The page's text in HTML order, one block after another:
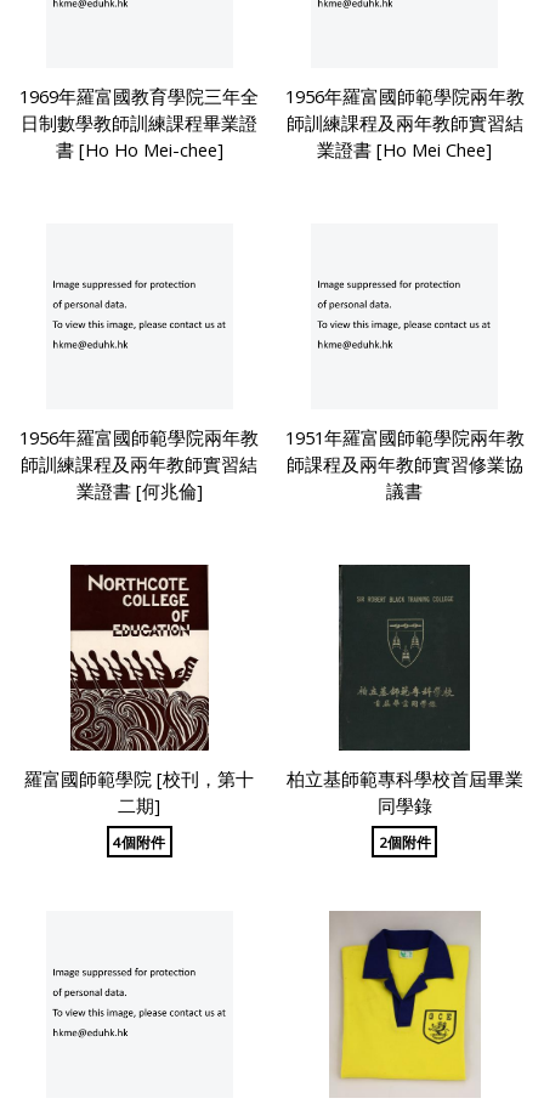
1969年羅富國教育學院三年全
日制數學教師訓練課程畢業證
書 [Ho Ho Mei-chee]
1956年羅富國師範學院兩年教
師訓練課程及兩年教師實習結
業證書 [Ho Mei Chee]
1956年羅富國師範學院兩年教
師訓練課程及兩年教師實習結
業證書 [何兆倫]
1951年羅富國師範學院兩年教
師課程及兩年教師實習修業協
議書
羅富國師範學院 [校刊，第十
二期]
4個附件
柏立基師範專科學校首屆畢業
同學錄
2個附件